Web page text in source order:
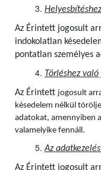
Az Érintett jogosult
indokolatlan
pontatlan személyes
Törléshez
Az Érintett jogosult
késedelem nélkül
adatokat, amennyiben
valamelyike fennáll.
Az
Az Érintett jogosult